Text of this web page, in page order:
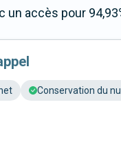
accès pour
Conservation du